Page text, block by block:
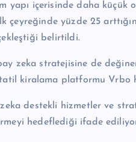
yapı içerisinde daha
çeyreğinde yüzde 25
belirtildi.
zeka stratejisine de
kiralama platformu Vrbo
zeka destekli hizmetler ve
hedeflediği ifade